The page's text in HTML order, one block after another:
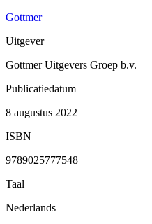
Gottmer
Uitgever
Gottmer Uitgevers Groep b.v.
Publicatiedatum
8 augustus 2022
ISBN
9789025777548
Taal
Nederlands